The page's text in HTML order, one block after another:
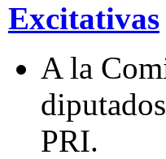
Excitativas
A la
PRI.